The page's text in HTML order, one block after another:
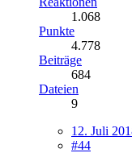
1.068
Punkte
4.778
Beiträge
684
Dateien
9
12. Juli
#44